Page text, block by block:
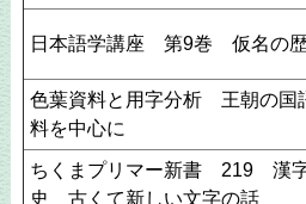
日本語学講座 第9巻 仮名の
色葉資料と用字分析 王朝の国
料を中心に
ちくまプリマー新書 219 漢
史 古くて新しい文字の話